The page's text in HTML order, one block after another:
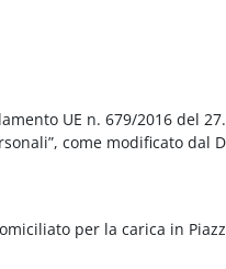
UE n. 679/2016 del
come modificato dal
per la carica in